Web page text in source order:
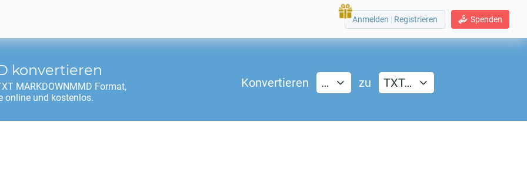
Spenden
Anmelden | Registrieren
konvertieren
MARKDOWNMMD Format,
online und kostenlos.
Konvertieren … zu TXT…